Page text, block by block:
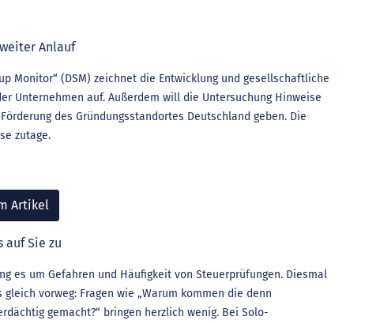
Anlauf
Monitor“ (DSM) zeichnet die Entwicklung und gesellschaftliche
Unternehmen auf. Außerdem will die Untersuchung Hinweise
des Gründungsstandortes Deutschland geben. Die
zutage.
Artikel
auf Sie zu
es um Gefahren und Häufigkeit von Steuerprüfungen. Diesmal
vorweg: Fragen wie „Warum kommen die denn
gemacht?“ bringen herzlich wenig. Bei Solo-